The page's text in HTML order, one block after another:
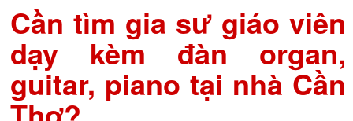
Cần tìm gia sư giáo viên
dạy kèm đàn organ,
guitar, piano tại nhà Cần